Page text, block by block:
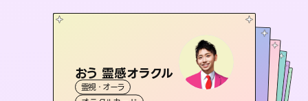
おう 霊感オラクル
霊視・オーラ未来視師＊花
霊視・オーラ
桃源珠羽 とうげんみう）
霊視・オーラ
彗望
霊視・オーラアイリス -iris-